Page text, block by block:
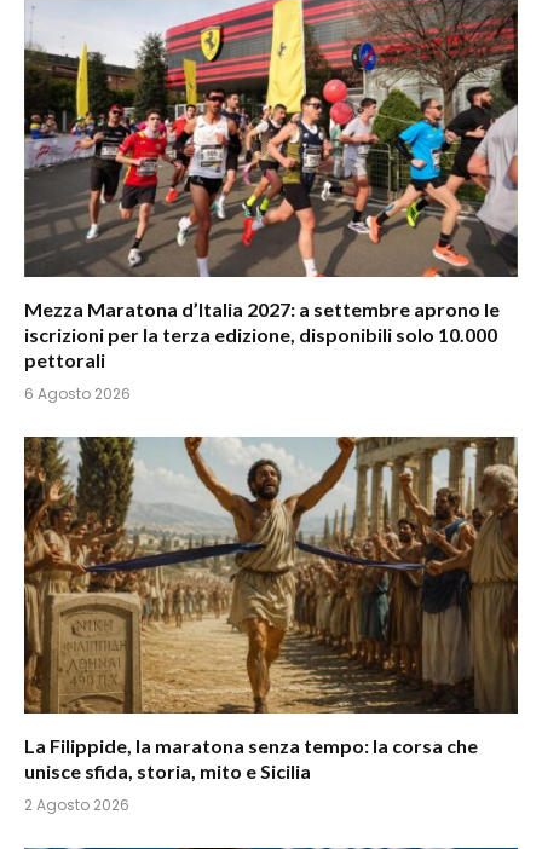
Mezza Maratona d’Italia 2027: a settembre aprono le
iscrizioni per la terza edizione, disponibili solo 10.000
pettorali
6 Agosto 2026
La Filippide, la maratona senza tempo: la corsa che
unisce sfida, storia, mito e Sicilia
2 Agosto 2026